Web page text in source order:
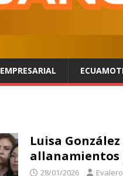
EMPRESARIAL
Luisa
allanamientos
28/01/2026